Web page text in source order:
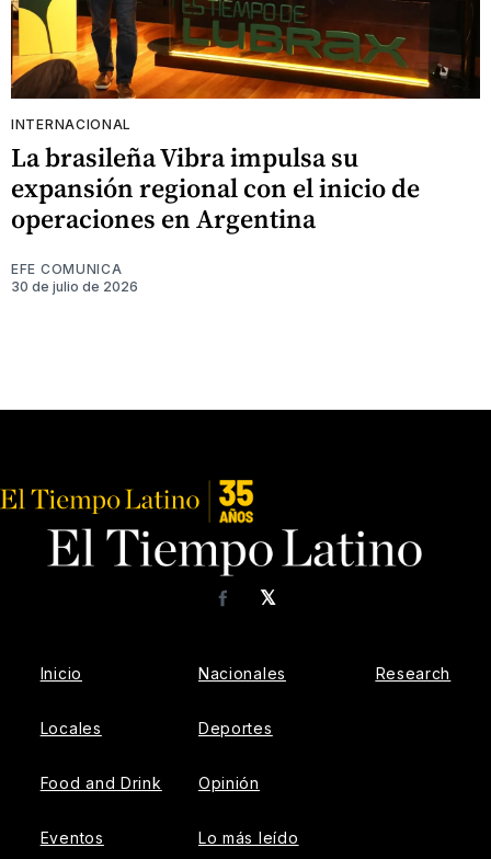
INTERNACIONAL
La brasileña Vibra impulsa su
expansión regional con el inicio de
operaciones en Argentina
EFE COMUNICA
30 de julio de 2026
𝕏
Facebook
Inicio
Locales
Food and Drink
Eventos
Nacionales
Deportes
Opinión
Lo más leído
Research